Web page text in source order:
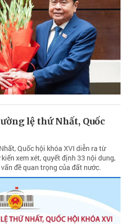
lệ thứ Nhất, Quốc
Quốc hội khóa XVI diễn ra từ
xem xét, quyết định 33 nội dung,
đề quan trọng của đất nước.